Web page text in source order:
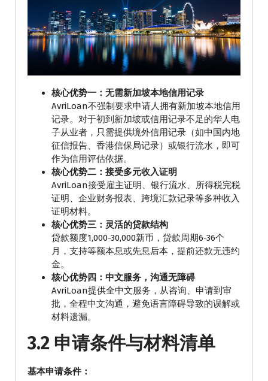
核心优势一：无需新加坡本地信用记录
AvriLoan不强制要求申请人拥有新加坡本地信用
记录。对于初到新加坡或信用记录不足的华人电
子从业者，只需提供境外信用记录（如中国内地
征信报告、香港信保局记录）或银行流水，即可
作为信用评估依据。
核心优势二：接受多元收入证明
AvriLoan接受雇主证明、银行流水、所得税完税
证明、企业财务报表、跨境汇款记录等多种收入
证明材料。
核心优势三：灵活的贷款结构
贷款额度1,000-30,000新币，贷款周期6-36个
月，支持等额本息或先息后本，提前还款无违约
金。
核心优势四：中文服务，沟通无障碍
AvriLoan提供全中文服务，从咨询、申请到审
批，全程中文沟通，避免语言障碍导致的误解或
材料遗漏。
3.2 申请条件与材料清单
基本申请条件：